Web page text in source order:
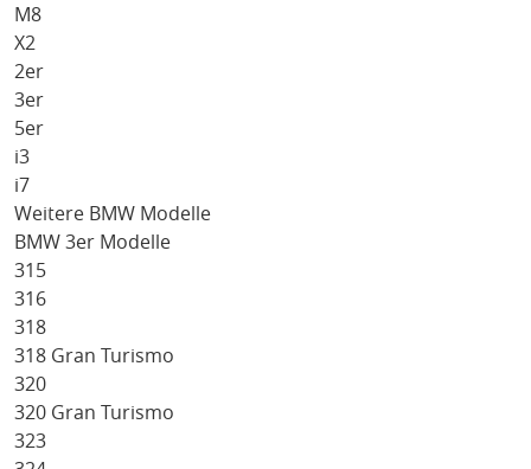
M8
X2
2er
3er
5er
i3
i7
Weitere BMW Modelle
BMW 3er Modelle
315
316
318
318 Gran Turismo
320
320 Gran Turismo
323